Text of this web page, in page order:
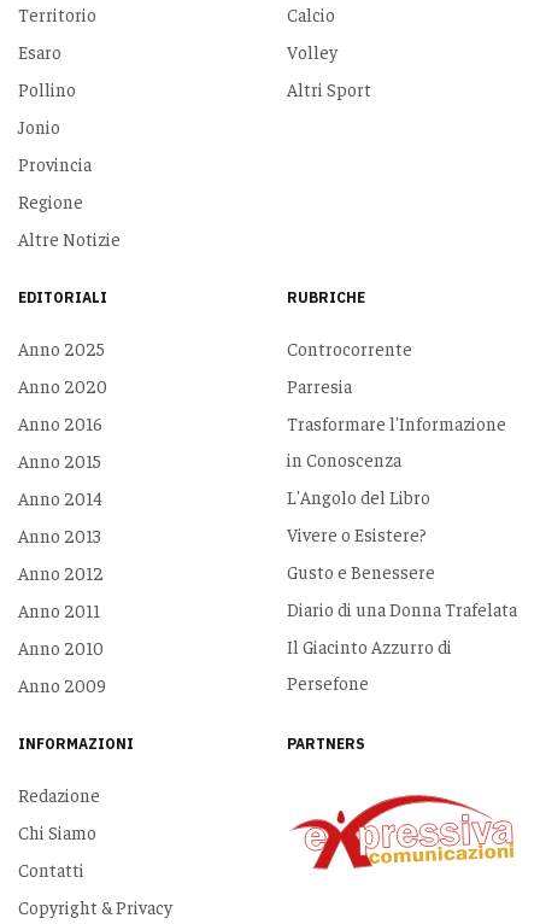
Territorio
Esaro
Pollino
Jonio
Provincia
Regione
Altre Notizie
Calcio
Volley
Altri Sport
EDITORIALI
Anno 2025
Anno 2020
Anno 2016
Anno 2015
Anno 2014
Anno 2013
Anno 2012
Anno 2011
Anno 2010
Anno 2009
RUBRICHE
Controcorrente
Parresia
Trasformare l'Informazione
in Conoscenza
L'Angolo del Libro
Vivere o Esistere?
Gusto e Benessere
Diario di una Donna Trafelata
Il Giacinto Azzurro di
Persefone
INFORMAZIONI
Redazione
Chi Siamo
Contatti
Copyright & Privacy
PARTNERS